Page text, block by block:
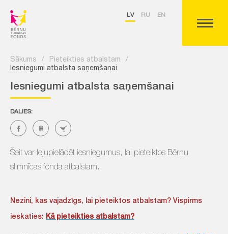
LV RU EN
Sākums / Pieteikties atbalstam
/
Iesniegumi atbalsta saņemšanai
Iesniegumi atbalsta saņemšanai
DALIES:
Šeit var lejupielādēt iesniegumus, lai pieteiktos Bērnu
slimnīcas fonda atbalstam.
Nezini, kas vajadzīgs, lai pieteiktos atbalstam? Vispirms
ieskaties: Kā pieteikties atbalstam?